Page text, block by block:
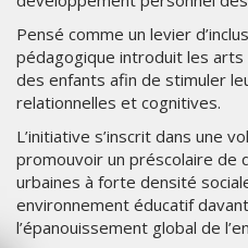
Pensé comme un levier
pédagogique introduit les
des enfants afin de stimuler
relationnelles et cognitives.
L’initiative s’inscrit dans une
promouvoir un préscolaire de
urbaines à forte densité
environnement éducatif
l’épanouissement global de